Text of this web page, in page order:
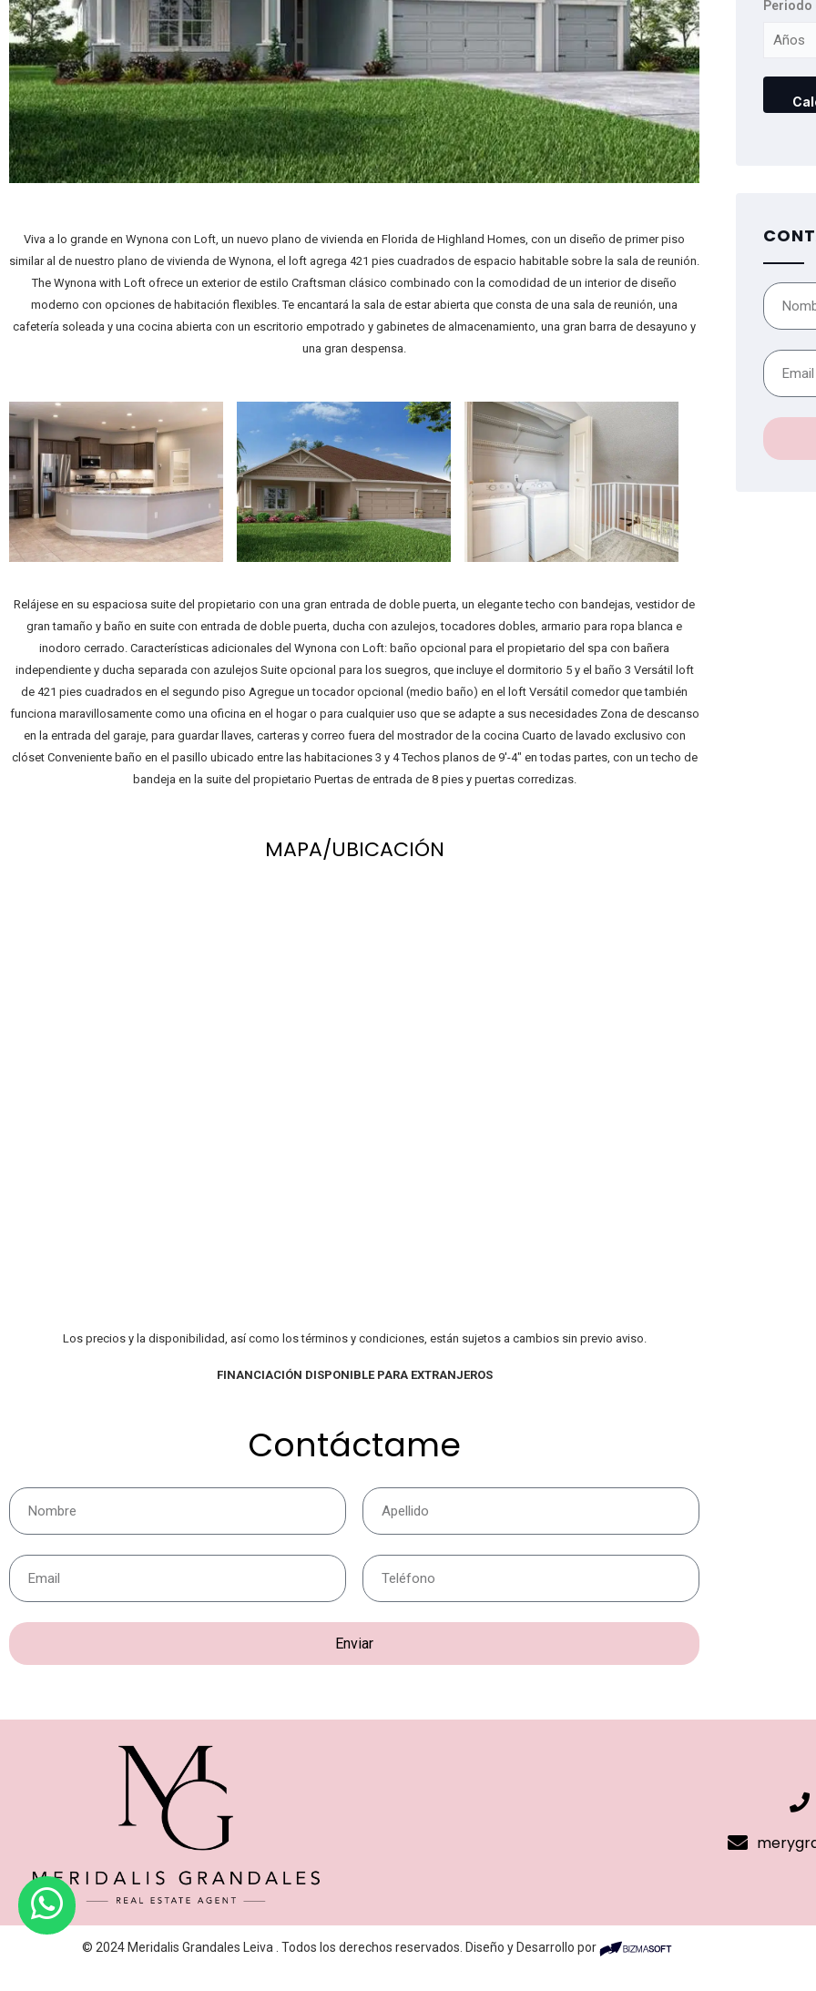
Viva a lo grande en Wynona con Loft, un nuevo plano de vivienda en Florida de Highland Homes, con un diseño de primer piso
similar al de nuestro plano de vivienda de Wynona, el loft agrega 421 pies cuadrados de espacio habitable sobre la sala de reunión.
The Wynona with Loft ofrece un exterior de estilo Craftsman clásico combinado con la comodidad de un interior de diseño
moderno con opciones de habitación flexibles. Te encantará la sala de estar abierta que consta de una sala de reunión, una
cafetería soleada y una cocina abierta con un escritorio empotrado y gabinetes de almacenamiento, una gran barra de desayuno y
una gran despensa.
Relájese en su espaciosa suite del propietario con una gran entrada de doble puerta, un elegante techo con bandejas, vestidor de
gran tamaño y baño en suite con entrada de doble puerta, ducha con azulejos, tocadores dobles, armario para ropa blanca e
inodoro cerrado. Características adicionales del Wynona con Loft: baño opcional para el propietario del spa con bañera
independiente y ducha separada con azulejos Suite opcional para los suegros, que incluye el dormitorio 5 y el baño 3 Versátil loft
de 421 pies cuadrados en el segundo piso Agregue un tocador opcional (medio baño) en el loft Versátil comedor que también
funciona maravillosamente como una oficina en el hogar o para cualquier uso que se adapte a sus necesidades Zona de descanso
en la entrada del garaje, para guardar llaves, carteras y correo fuera del mostrador de la cocina Cuarto de lavado exclusivo con
clóset Conveniente baño en el pasillo ubicado entre las habitaciones 3 y 4 Techos planos de 9′-4″ en todas partes, con un techo de
bandeja en la suite del propietario Puertas de entrada de 8 pies y puertas corredizas.
MAPA/UBICACIÓN
Los precios y la disponibilidad, así como los términos y condiciones, están sujetos a cambios sin previo aviso.
FINANCIACIÓN DISPONIBLE PARA EXTRANJEROS
Contáctame
Enviar
Periodo
© 2024 Meridalis Grandales Leiva . Todos los derechos reservados. Diseño y Desarrollo por